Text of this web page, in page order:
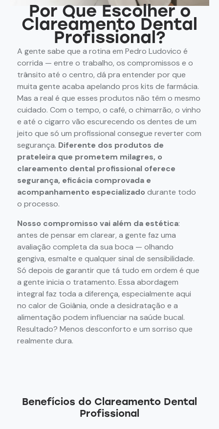
Por Que Escolher o
Clareamento Dental
Profissional?
A gente sabe que a rotina em Pedro Ludovico é
corrida — entre o trabalho, os compromissos e o
trânsito até o centro, dá pra entender por que
muita gente acaba apelando pros kits de farmácia.
Mas a real é que esses produtos não têm o mesmo
cuidado. Com o tempo, o café, o chimarrão, o vinho
e até o cigarro vão escurecendo os dentes de um
jeito que só um profissional consegue reverter com
segurança. Diferente dos produtos de
prateleira que prometem milagres, o
clareamento dental profissional oferece
segurança, eficácia comprovada e
acompanhamento especializado durante todo
o processo.
Nosso compromisso vai além da estética:
antes de pensar em clarear, a gente faz uma
avaliação completa da sua boca — olhando
gengiva, esmalte e qualquer sinal de sensibilidade.
Só depois de garantir que tá tudo em ordem é que
a gente inicia o tratamento. Essa abordagem
integral faz toda a diferença, especialmente aqui
no calor de Goiânia, onde a desidratação e a
alimentação podem influenciar na saúde bucal.
Resultado? Menos desconforto e um sorriso que
realmente dura.
Benefícios do Clareamento Dental
Profissional